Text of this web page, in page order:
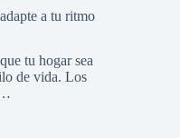
a tu ritmo
tu hogar sea
de vida. Los